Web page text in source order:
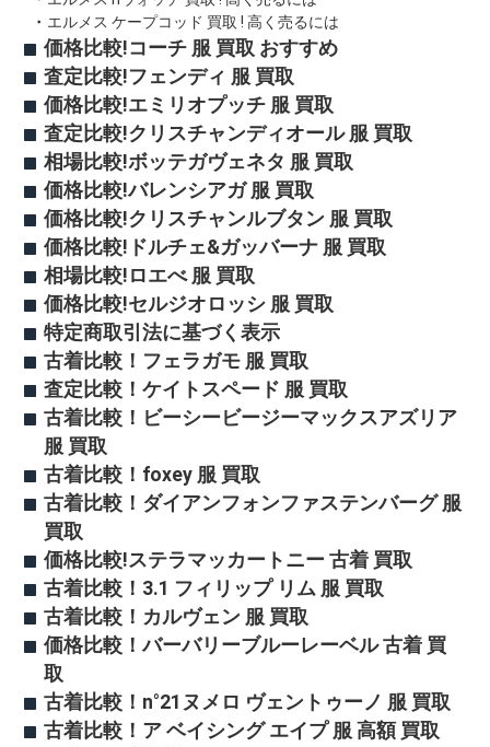
エルメス ケープコッド 買取 ! 高く売るには
価格比較!コーチ 服 買取 おすすめ
査定比較!フェンディ 服 買取
価格比較!エミリオプッチ 服 買取
査定比較!クリスチャンディオール 服 買取
相場比較!ボッテガヴェネタ 服 買取
価格比較!バレンシアガ 服 買取
価格比較!クリスチャンルブタン 服 買取
価格比較!ドルチェ&ガッバーナ 服 買取
相場比較!ロエべ 服 買取
価格比較!セルジオロッシ 服 買取
特定商取引法に基づく表示
古着比較！フェラガモ 服 買取
査定比較！ケイトスペード 服 買取
古着比較！ビーシービージーマックスアズリア
服 買取
古着比較！foxey 服 買取
古着比較！ダイアンフォンファステンバーグ 服
買取
価格比較!ステラマッカートニー 古着 買取
古着比較！3.1 フィリップ リム 服 買取
古着比較！カルヴェン 服 買取
価格比較！バーバリーブルーレーベル 古着 買
取
古着比較！n°21ヌメロ ヴェントゥーノ 服 買取
古着比較！ア ベイシング エイプ 服 高額 買取